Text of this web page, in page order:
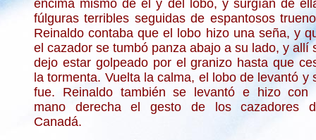
encima mismo de él y del lobo, y surgían de
fúlguras terribles seguidas de espantosos
Reinaldo contaba que el lobo hizo una seña, y
el cazador se tumbó panza abajo a su lado, y allí
dejo estar golpeado por el granizo hasta que
la tormenta. Vuelta la calma, el lobo de levantó y
fue. Reinaldo también se levantó e hizo con
mano derecha el gesto de los cazadores
Canadá.